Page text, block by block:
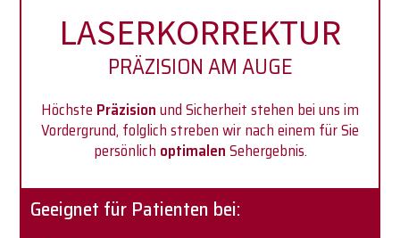
LASERKORREKTUR
PRÄZISION AM AUGE
Höchste Präzisionund Sicherheit stehen bei uns im
Vordergrund, folglich streben wir nach einem für Sie
persönlich optimalenSehergebnis.
Geeignet für Patienten bei: